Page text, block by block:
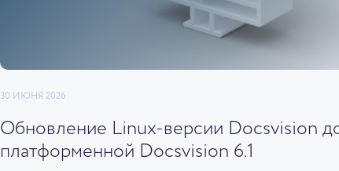
30 ИЮНЯ 2026
Обновление Linux-версии Docsvision
платформенной Docsvision 6.1